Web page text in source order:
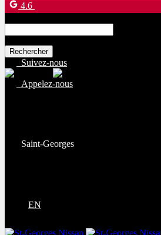
4.6
for:
Suivez-nous
Appelez-nous
Saint-Georges
EN